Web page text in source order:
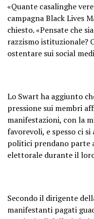
«Quante casalinghe
campagna Black Lives
chiesto. «Pensate che
razzismo istituzionale?
ostentare sui social
Lo Swart ha aggiunto
pressione sui membri
manifestazioni, con la
favorevoli, e spesso ci
politici prendano parte
elettorale durante il
Secondo il dirigente
manifestanti pagati